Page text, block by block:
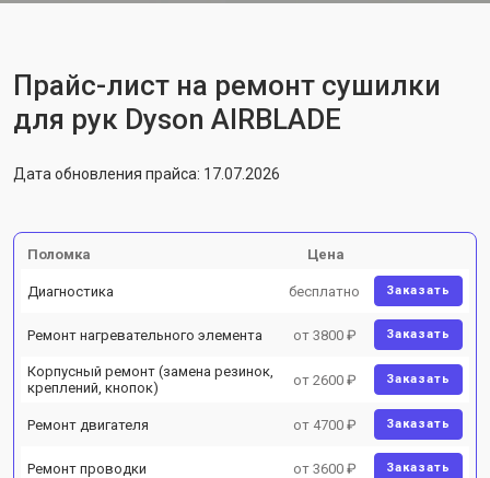
Прайс-лист на ремонт сушилки
для рук Dyson AIRBLADE
Дата обновления прайса: 17.07.2026
Поломка Цена
Диагностика бесплатно Заказать
Ремонт нагревательного элемента от 3800 ₽ Заказать
Корпусный ремонт (замена резинок,
креплений, кнопок)
от 2600 ₽ Заказать
Ремонт двигателя от 4700 ₽ Заказать
Ремонт проводки от 3600 ₽ Заказать